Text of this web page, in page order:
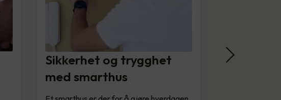
Sikkerhet og trygghet
med smarthus